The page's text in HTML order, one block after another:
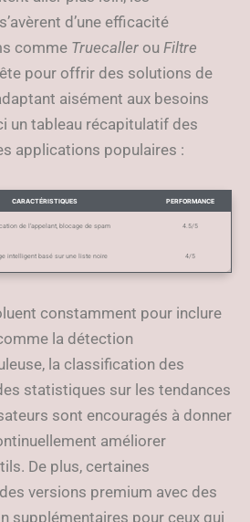
d’une efficacité
comme Truecaller ou Filtre
pour offrir des solutions de
aisément aux besoins
un tableau récapitulatif des
applications populaires :
CARACTÉRISTIQUES PERFORMANCE
de l’appelant, blocage de spam 4.5/5
intelligent basé sur une liste noire 4/5
constamment pour inclure
la détection
la classification des
statistiques sur les tendances
sont encouragés à donner
améliorer
De plus, certaines
versions premium avec des
supplémentaires pour ceux qui